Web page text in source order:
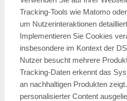
Tracking-Tools wie Matomo
um Nutzerinteraktionen
Implementieren Sie Cookies
insbesondere im Kontext der
Nutzer besucht mehrere
Tracking-Daten erkennt das
an nachhaltigen Produkten
personalisierter Content